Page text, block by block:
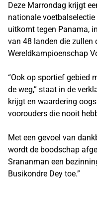
Deze Marrondag krijgt
nationale
uitkomt tegen Panama,
van 48 landen die zullen
Wereldkampioenschap
“Ook op sportief gebied
de weg,” staat in de
krijgt en waardering
voorouders die nooit
Met een gevoel van
wordt de boodschap
Srananman een
Busikondre Dey toe.”